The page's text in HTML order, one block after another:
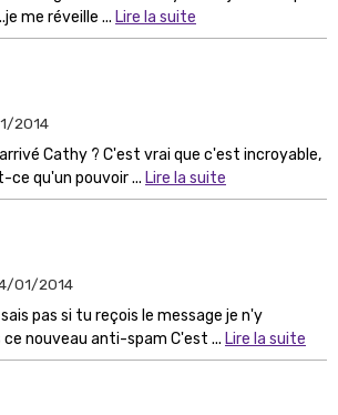
me réveille ... Lire la suite
2014
Cathy ? C'est vrai que c'est incroyable,
qu'un pouvoir ... Lire la suite
01/2014
pas si tu reçois le message je n'y
nouveau anti-spam C'est ... Lire la suite